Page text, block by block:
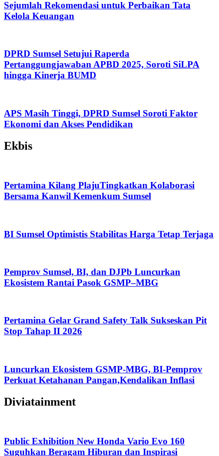
Sejumlah Rekomendasi untuk Perbaikan Tata
Kelola Keuangan
DPRD Sumsel Setujui Raperda
Pertanggungjawaban APBD 2025, Soroti SiLPA
hingga Kinerja BUMD
APS Masih Tinggi, DPRD Sumsel Soroti Faktor
Ekonomi dan Akses Pendidikan
Ekbis
Pertamina Kilang PlajuTingkatkan Kolaborasi
Bersama Kanwil Kemenkum Sumsel
BI Sumsel Optimistis Stabilitas Harga Tetap Terjaga
Pemprov Sumsel, BI, dan DJPb Luncurkan
Ekosistem Rantai Pasok GSMP–MBG
Pertamina Gelar Grand Safety Talk Sukseskan Pit
Stop Tahap II 2026
Luncurkan Ekosistem GSMP-MBG, BI-Pemprov
Perkuat Ketahanan Pangan,Kendalikan Inflasi
Diviatainment
Public Exhibition New Honda Vario Evo 160
Suguhkan Beragam Hiburan dan Inspirasi